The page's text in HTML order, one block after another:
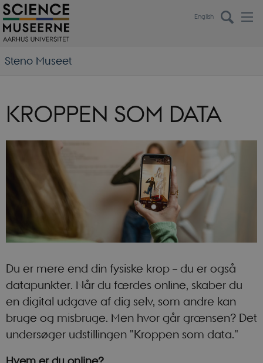
English
Steno Museet
KROPPEN SOM DATA
Du er mere end din fysiske krop – du er også
datapunkter. Når du færdes online, skaber du
en digital udgave af dig selv, som andre kan
bruge og misbruge. Men hvor går grænsen? Det
undersøger udstillingen "Kroppen som data."